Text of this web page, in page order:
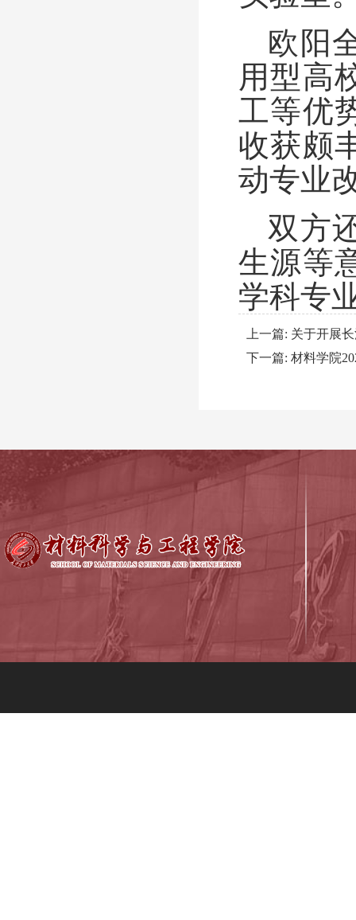
欧阳
用型高
工等优
收获颇
动专业
双方
生源等
学科专
上一篇: 关于开展
下一篇: 材料学院